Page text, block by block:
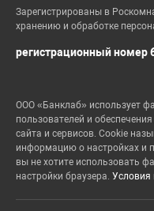
Зарегистрированы в
хранению и обработке
регистрационный номер
ООО «Банклаб» использует
пользователей и
сайта и сервисов. Cookie
информацию о настройках и
вы не хотите использовать
настройки браузера. Условия